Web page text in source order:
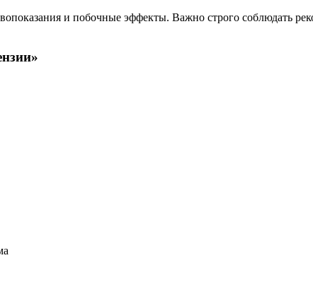
и побочные эффекты. Важно строго соблюдать